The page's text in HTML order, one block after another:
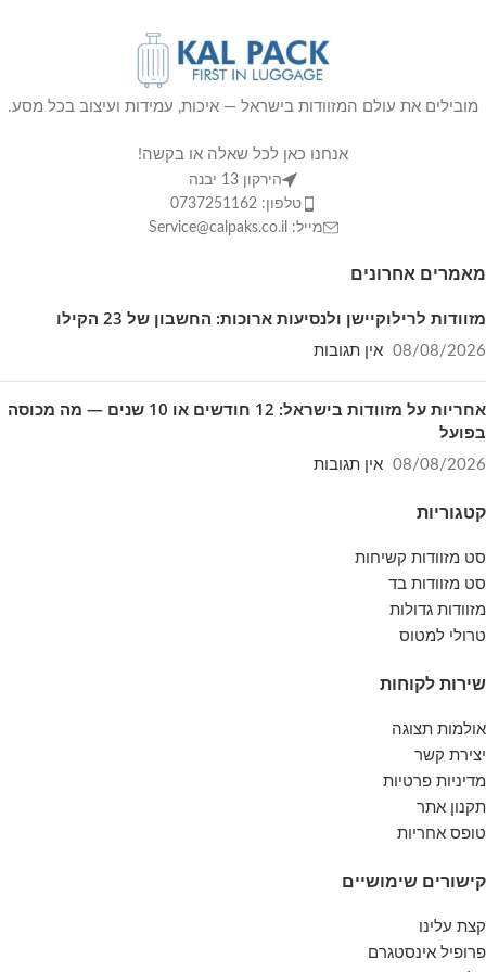
מזוודה בינונית 24 אינץ':
44×29×65 ס"מ | משקל:
מנעול קומבינציה מובנה, רוכסנים
מעובים ואפשרות הרחבה להגדלת הנפח.
🌟 למה לקוחות בוחרים בדגם זה?
ביותר למחיר, ומבטיחה שקט נפשי בכל טיסה
שנים רבות.
מובילים את עולם המזוודות בישראל — איכות, עמידות ועיצוב בכל מסע.
אנחנו כאן לכל שאלה או בקשה!
הירקון 13 יבנה
טלפון: 0737251162
מייל: Service@calpaks.co.il
מאמרים אחרונים
מזוודות לרילוקיישן ולנסיעות ארוכות: החשבון של 23 הקילו
08/08/2026 אין תגובות
אחריות על מזוודות בישראל: 12 חודשים או 10 שנים — מה מכוסה
בפועל
08/08/2026 אין תגובות
קטגוריות
סט מזוודות קשיחות
סט מזוודות בד
מזוודות גדולות
טרולי למטוס
שירות לקוחות
אולמות תצוגה
יצירת קשר
מדיניות פרטיות
תקנון אתר
טופס אחריות
קישורים שימושיים
קצת עלינו
פרופיל אינסטגרם